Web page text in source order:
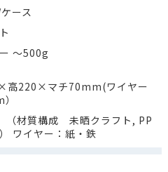
ース
～500g
高220×マチ70mm(ワイヤー
材質構成 未晒クラフト, PP
ワイヤー：紙・鉄